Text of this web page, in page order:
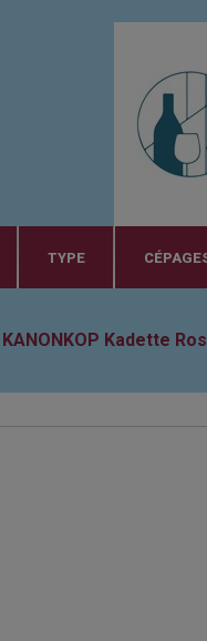
TYPE
KANONKOP Kadette